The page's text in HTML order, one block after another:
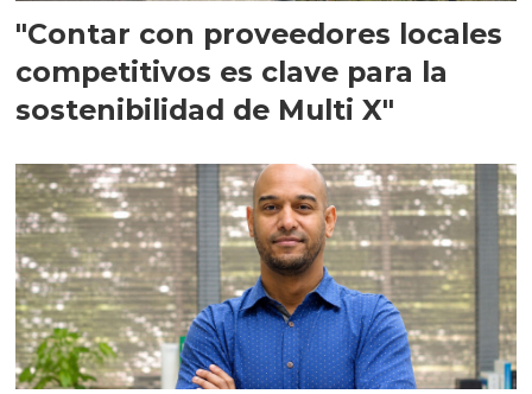
"Contar con proveedores locales
competitivos es clave para la
sostenibilidad de Multi X"